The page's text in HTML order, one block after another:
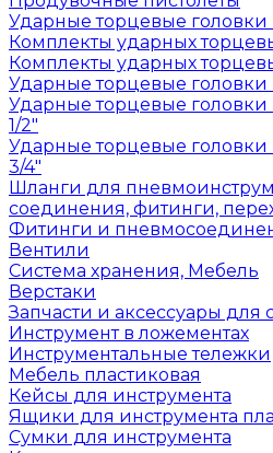
Ударные торцевые
Комплекты ударных
Комплекты ударных
Ударные торцевые
Ударные торцевые
1/2"
Ударные торцевые
3/4"
Шланги для
соединения, фитинги,
Фитинги и
Вентили
Система хранения, Мебель
Верстаки
Запчасти и аксессуары для
Инструмент в ложементах
Инструментальные тележки
Мебель пластиковая
Кейсы для инструмента
Ящики для инструмента
Сумки для инструмента